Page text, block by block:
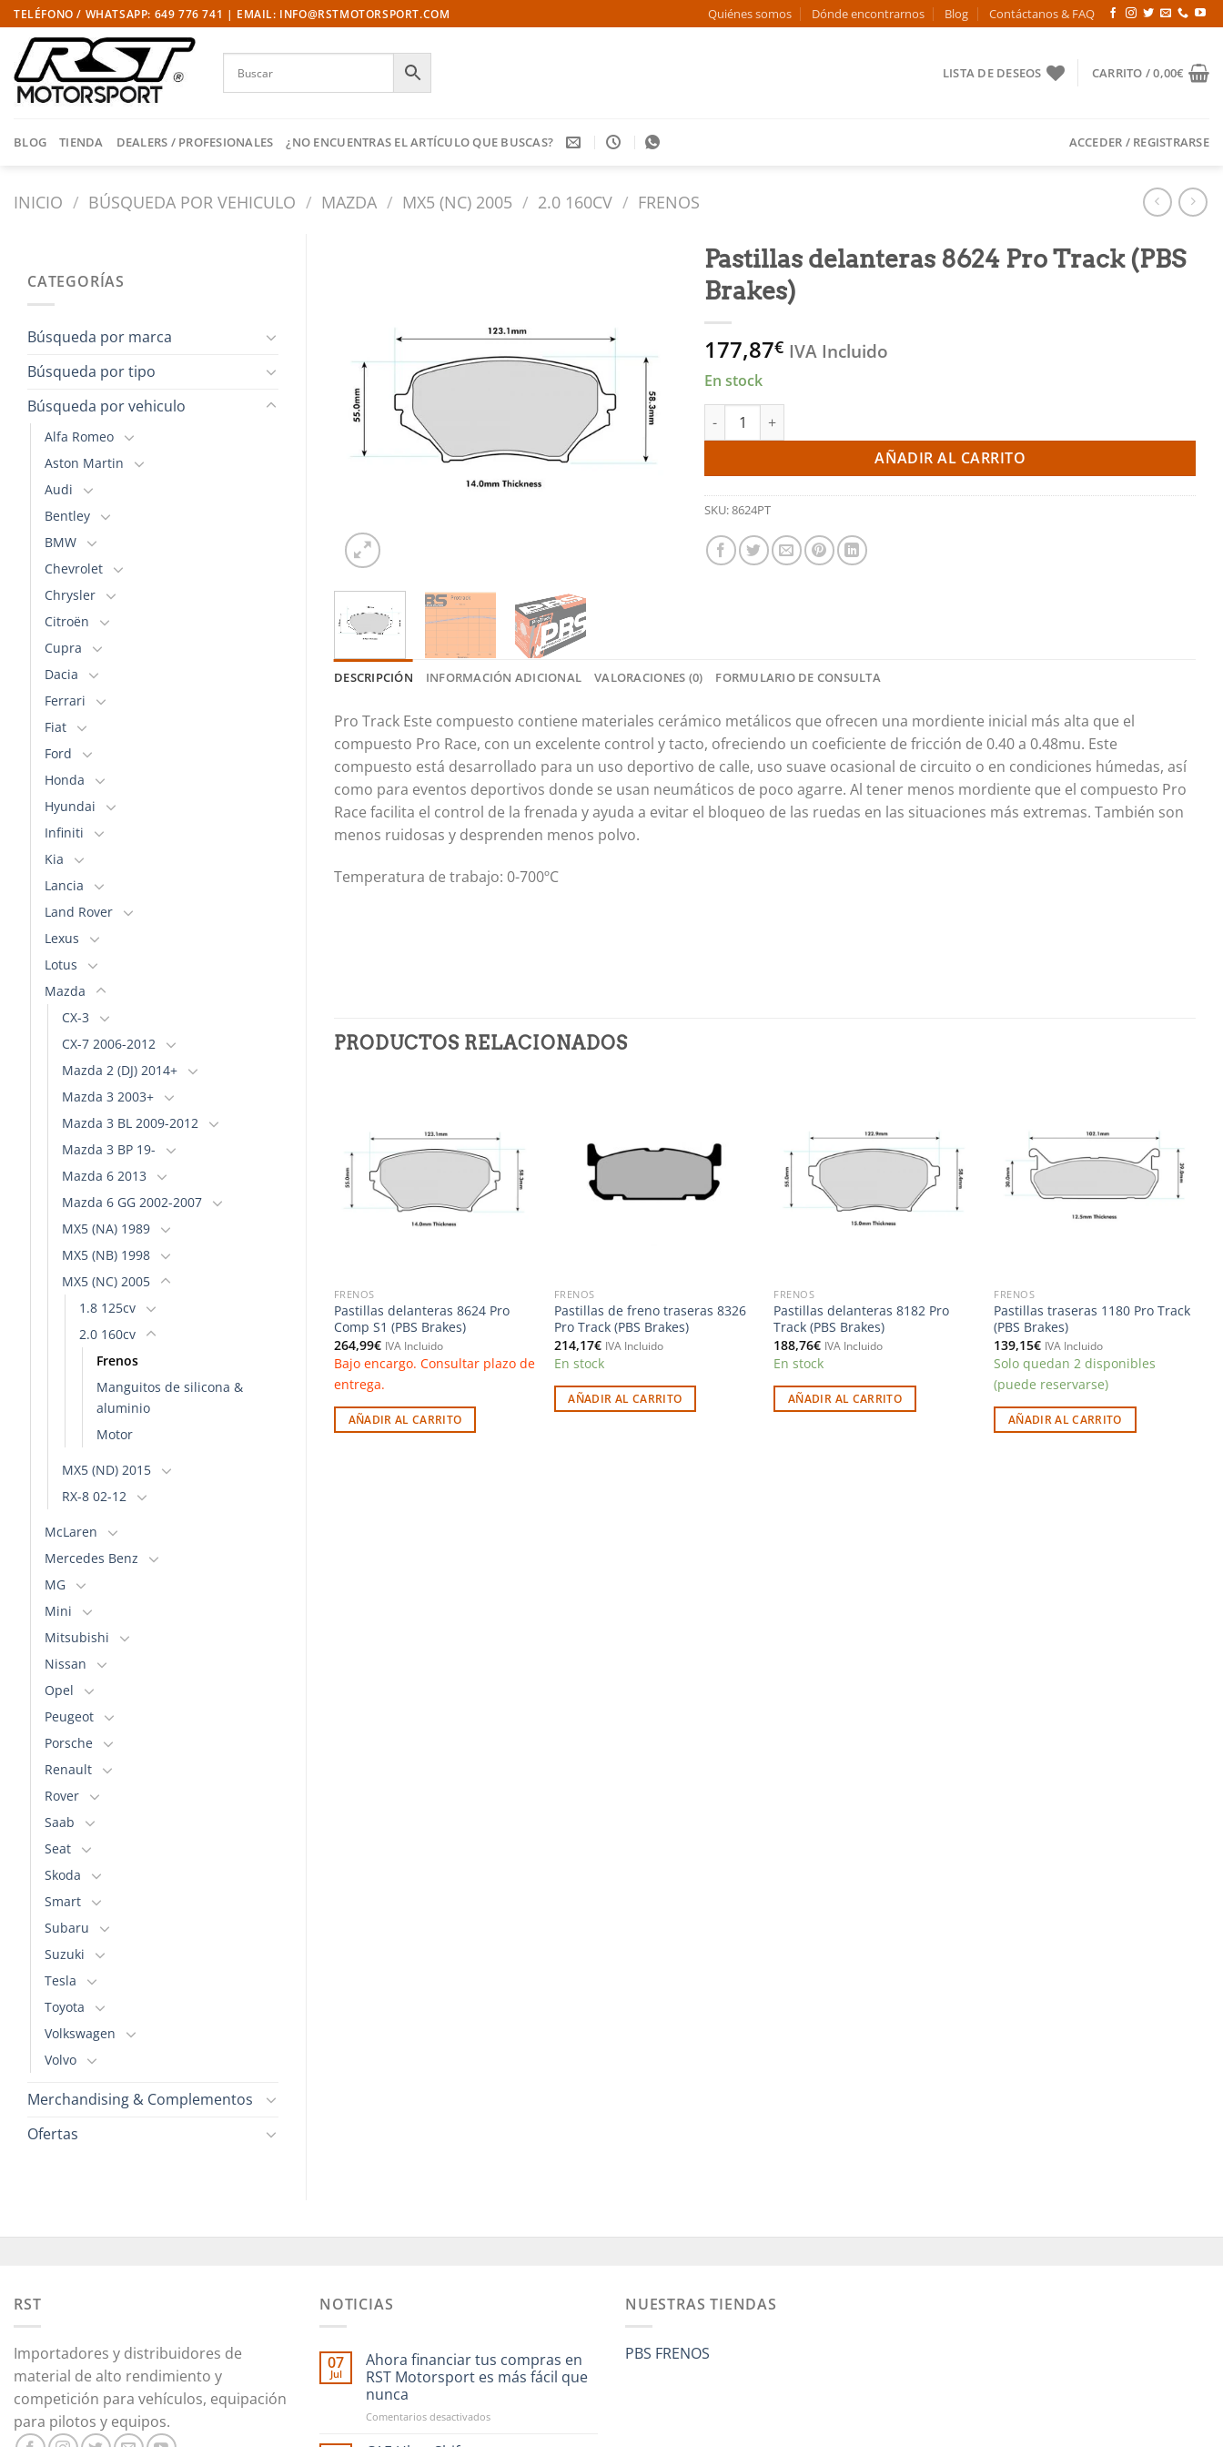
Saltar
al
contenido
TELÉFONO / WHATSAPP: 649 776 741 | EMAIL: INFO@RSTMOTORSPORT.COM Quiénes somos Dónde encontrarnos Blog Contáctanos & FAQ
LISTA DE DESEOS CARRITO /0,00€
BLOG TIENDA DEALERS / PROFESIONALES ¿NO ENCUENTRAS EL ARTÍCULO QUE BUSCAS? ACCEDER / REGISTRARSE
INICIO / BÚSQUEDA POR VEHICULO / MAZDA / MX5 (NC) 2005 / 2.0 160CV / FRENOS
CATEGORÍAS
Búsqueda por marca
Búsqueda por tipo
Búsqueda por vehiculo
Alfa Romeo
Aston Martin
Audi
Bentley
BMW
Chevrolet
Chrysler
Citroën
Cupra
Dacia
Ferrari
Fiat
Ford
Honda
Hyundai
Infiniti
Kia
Lancia
Land Rover
Lexus
Lotus
Mazda
CX-3
CX-7 2006-2012
Mazda 2 (DJ) 2014+
Mazda 3 2003+
Mazda 3 BL 2009-2012
Mazda 3 BP 19-
Mazda 6 2013
Mazda 6 GG 2002-2007
MX5 (NA) 1989
MX5 (NB) 1998
MX5 (NC) 2005
1.8 125cv
2.0 160cv
Frenos
Manguitos de silicona &
aluminio
Motor
MX5 (ND) 2015
RX-8 02-12
McLaren
Mercedes Benz
MG
Mini
Mitsubishi
Nissan
Opel
Peugeot
Porsche
Renault
Rover
Saab
Seat
Skoda
Smart
Subaru
Suzuki
Tesla
Toyota
Volkswagen
Volvo
Merchandising & Complementos
Ofertas
deseos
Pastillas delanteras 8624 Pro Track (PBS
Brakes)
177,87€ IVA Incluido
En stock
Pastillas delanteras 8624 Pro Track (PBS Brakes) cantidad
AÑADIR AL CARRITO
SKU:8624PT
DESCRIPCIÓN INFORMACIÓN ADICIONAL VALORACIONES (0) FORMULARIO DE CONSULTA
Pro Track Este compuesto contiene materiales cerámico metálicos que ofrecen una mordiente inicial más alta que el
compuesto Pro Race, con un excelente control y tacto, ofreciendo un coeficiente de fricción de 0.40 a 0.48mu. Este
compuesto está desarrollado para un uso deportivo de calle, uso suave ocasional de circuito o en condiciones húmedas, así
como para eventos deportivos donde se usan neumáticos de poco agarre. Al tener menos mordiente que el compuesto Pro
Race facilita el control de la frenada y ayuda a evitar el bloqueo de las ruedas en las situaciones más extremas. También son
menos ruidosas y desprenden menos polvo.
Temperatura de trabajo: 0-700ºC
PRODUCTOS RELACIONADOS
a la
lista de
deseos
FRENOS
Pastillas delanteras 8624 Pro
Comp S1 (PBS Brakes)
264,99€ IVA Incluido
Bajo encargo. Consultar plazo de
entrega.
AÑADIR AL CARRITO
lista de
deseos
FRENOS
Pastillas de freno traseras 8326
Pro Track (PBS Brakes)
214,17€ IVA Incluido
En stock
AÑADIR AL CARRITO
a la
lista de
deseos
FRENOS
Pastillas delanteras 8182 Pro
Track (PBS Brakes)
188,76€ IVA Incluido
En stock
AÑADIR AL CARRITO
a la
lista de
deseos
FRENOS
Pastillas traseras 1180 Pro Track
(PBS Brakes)
139,15€ IVA Incluido
Solo quedan 2 disponibles
(puede reservarse)
AÑADIR AL CARRITO
Añadir
lista de
Pastillas traseras 8002 Pro Track
(PBS Brakes)
164,56
Solo quedan 2 disponibles
(puede reservarse)
RST
Importadores y distribuidores de
material de alto rendimiento y
competición para vehículos, equipación
para pilotos y equipos.
NOTICIAS
07
Jul
Ahora financiar tus compras en
RST Motorsport es más fácil que
nunca
Comentarios desactivadosen
NUESTRAS TIENDAS
PBS FRENOS